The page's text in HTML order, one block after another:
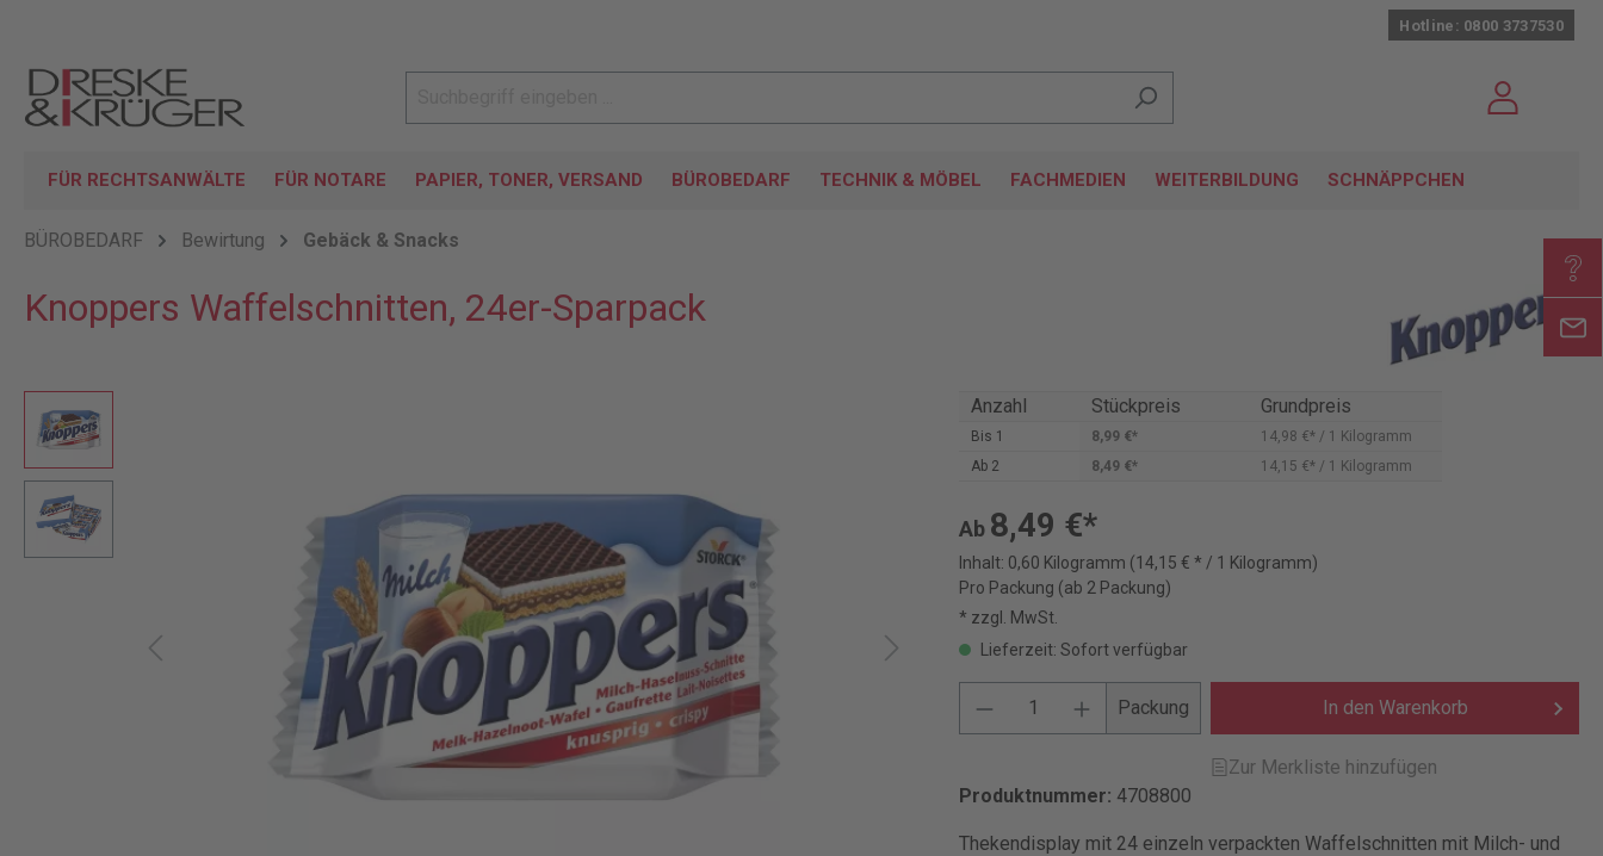
Hotline: 0800 3737530
FÜR RECHTSANWÄLTE FÜR NOTARE PAPIER, TONER, VERSAND BÜROBEDARF TECHNIK & MÖBEL FACHMEDIEN WEITERBILDUNG SCHNÄPPCHEN
BÜROBEDARF Bewirtung Gebäck & Snacks
Knoppers Waffelschnitten, 24er-Sparpack
Anzahl Stückpreis Grundpreis
Bis 1 8,99 €*
14,98 €* / 1 Kilogramm
Ab 2 8,49 €* 14,15 €* / 1 Kilogramm
Ab 8,49 €*
Inhalt: 0,60 Kilogramm (14,15 € * / 1 Kilogramm)
Pro Packung (ab 2 Packung)
* zzgl. MwSt.
Lieferzeit: Sofort verfügbar
Packung In den Warenkorb
Zur Merkliste hinzufügen
Produktnummer: 4708800
Thekendisplay mit 24 einzeln verpackten Waffelschnitten mit Milch- und